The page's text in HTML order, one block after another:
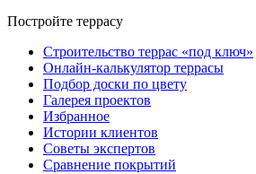
Постройте террасу
Строительство террас «под ключ»
Онлайн-калькулятор террасы
Подбор доски по цвету
Галерея проектов
Избранное
Истории клиентов
Советы экспертов
Сравнение покрытий